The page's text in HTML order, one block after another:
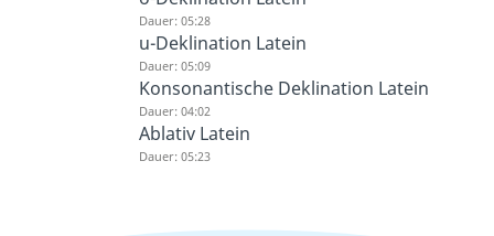
Dauer: 05:28
u-Deklination Latein
Dauer: 05:09
Konsonantische Deklination Latein
Dauer: 04:02
Ablativ Latein
Dauer: 05:23